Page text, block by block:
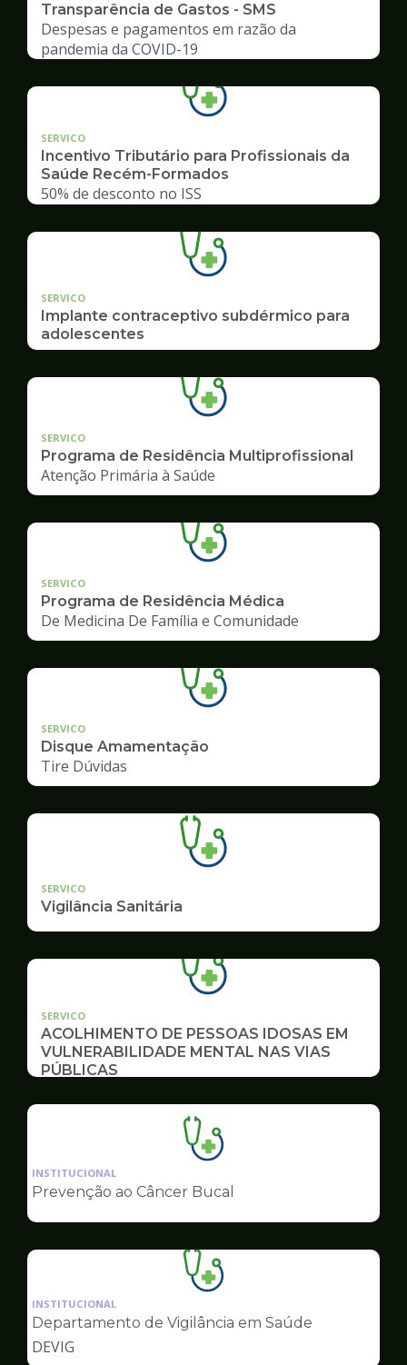
Transparência de Gastos - SMS
Despesas e pagamentos em razão da
pandemia da COVID-19
SERVICO
Incentivo Tributário para Profissionais da
Saúde Recém-Formados
50% de desconto no ISS
SERVICO
Implante contraceptivo subdérmico para
adolescentes
SERVICO
Programa de Residência Multiprofissional
Atenção Primária à Saúde
SERVICO
Programa de Residência Médica
De Medicina De Família e Comunidade
SERVICO
Disque Amamentação
Tire Dúvidas
SERVICO
Vigilância Sanitária
SERVICO
ACOLHIMENTO DE PESSOAS IDOSAS EM
VULNERABILIDADE MENTAL NAS VIAS
PÚBLICAS
Ilustração
da
pagina
Saúde
INSTITUCIONAL
Prevenção ao Câncer Bucal
Ilustração
da
pagina
INSTITUCIONAL
Departamento de Vigilância em Saúde
DEVIG